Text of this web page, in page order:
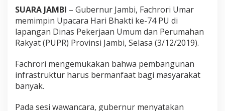
b
a
n
g
u
a
n
I
r
SUARA JAMBI – Gubernur Jambi, Fachrori Umar
memimpin Upacara Hari Bhakti ke-74 PU di
lapangan Dinas Pekerjaan Umum dan Perumahan
Rakyat (PUPR) Provinsi Jambi, Selasa (3/12/2019).
Fachrori mengemukakan bahwa pembangunan
infrastruktur harus bermanfaat bagi masyarakat
banyak.
Pada sesi wawancara, gubernur menyatakan